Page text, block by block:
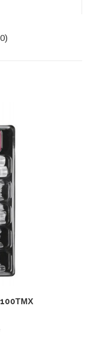
100ΤΜΧ